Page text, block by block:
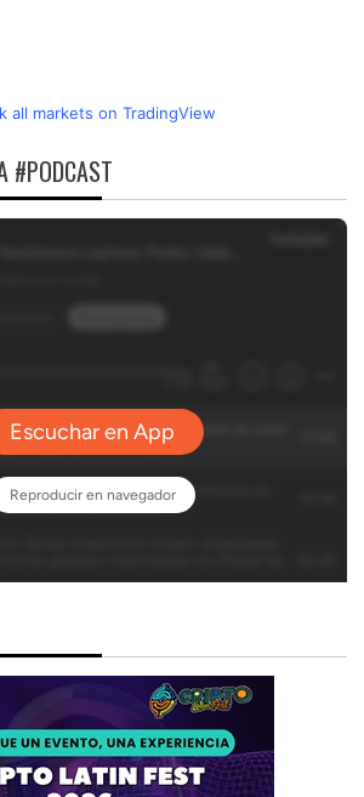
all markets on TradingView
#PODCAST